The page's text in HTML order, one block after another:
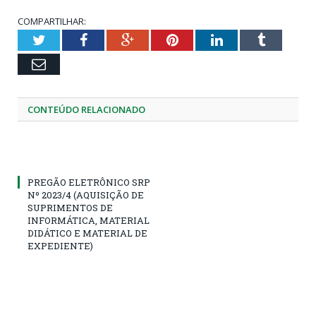
COMPARTILHAR:
TwitterFacebookGoogle+PinterestLinkedInTumblr
Email
CONTEÚDO RELACIONADO
PREGÃO ELETRÔNICO SRP
Nº 2023/4 (AQUISIÇÃO DE
SUPRIMENTOS DE
INFORMÁTICA, MATERIAL
DIDÁTICO E MATERIAL DE
EXPEDIENTE)